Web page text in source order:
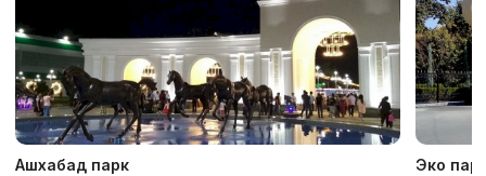
Ашхабад парк Эко